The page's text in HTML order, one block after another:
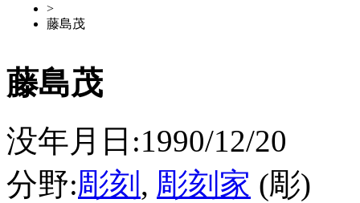
>
藤島茂
藤島茂
没年月日:1990/12/20
分野:彫刻 , 彫刻家 (彫)